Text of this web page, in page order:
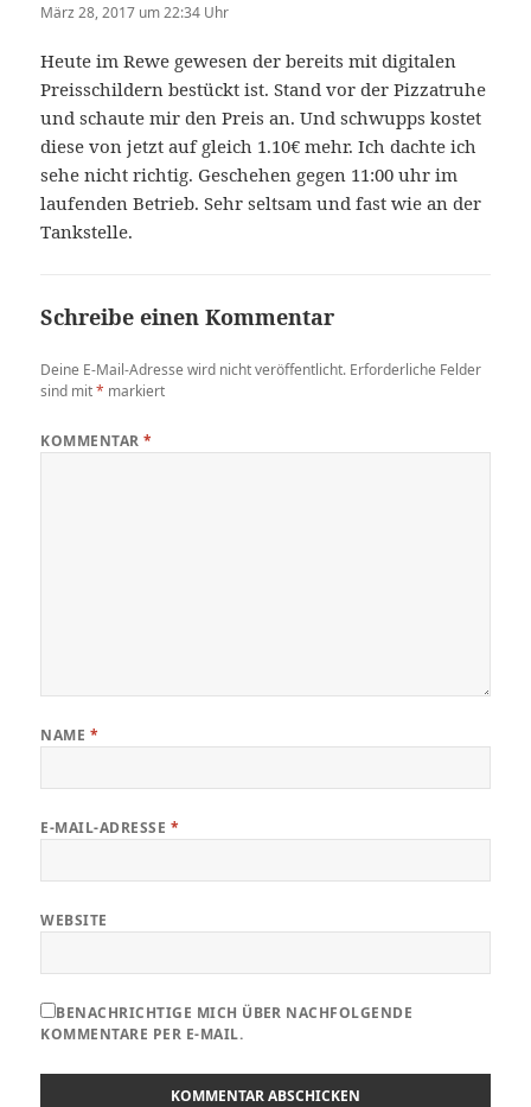
März 28, 2017 um 22:34 Uhr
Heute im Rewe gewesen der bereits mit digitalen
Preisschildern bestückt ist. Stand vor der Pizzatruhe
und schaute mir den Preis an. Und schwupps kostet
diese von jetzt auf gleich 1.10€ mehr. Ich dachte ich
sehe nicht richtig. Geschehen gegen 11:00 uhr im
laufenden Betrieb. Sehr seltsam und fast wie an der
Tankstelle.
Schreibe einen Kommentar
Deine E-Mail-Adresse wird nicht veröffentlicht. Erforderliche Felder
sind mit* markiert
KOMMENTAR*
NAME *
E-MAIL-ADRESSE *
WEBSITE
BENACHRICHTIGE MICH ÜBER NACHFOLGENDE
KOMMENTARE PER E-MAIL.